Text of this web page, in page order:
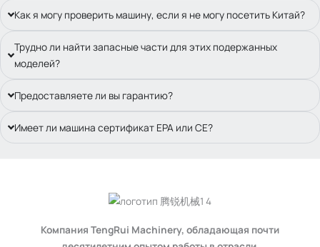
Как я могу проверить машину, если я не могу посетить Китай?
Трудно ли найти запасные части для этих подержанных
моделей?
Предоставляете ли вы гарантию?
Имеет ли машина сертификат EPA или CE?
Компания TengRui Machinery, обладающая почти